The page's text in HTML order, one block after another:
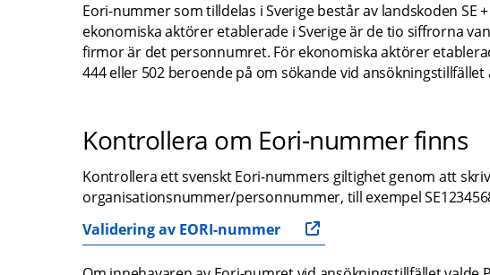
Eori-nummer som tilldelas i Sverige består av landskoden SE
ekonomiska aktörer etablerade i Sverige är de tio siffrorna
firmor är det personnumret. För ekonomiska aktörer
444 eller 502 beroende på om sökande vid
Kontrollera om Eori-nummer finns
Kontrollera ett svenskt Eori-nummers giltighet genom att
organisationsnummer/personnummer, till exempel
Validering av EORI-nummer